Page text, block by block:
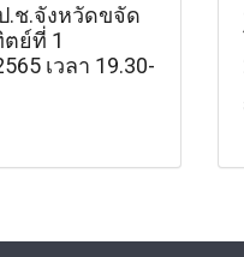
.ช.จังหวัดขจัด
ตย์ที่ 1
เวลา 19.30-